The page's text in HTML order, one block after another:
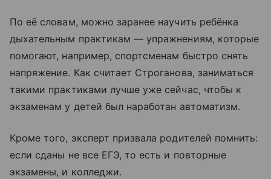
По её словам, можно заранее научить ребёнка
дыхательным практикам — упражнениям, которые
помогают, например, спортсменам быстро снять
напряжение. Как считает Строганова, заниматься
такими практиками лучше уже сейчас, чтобы к
экзаменам у детей был наработан автоматизм.
Кроме того, эксперт призвала родителей помнить:
если сданы не все ЕГЭ, то есть и повторные
экзамены, и колледжи.